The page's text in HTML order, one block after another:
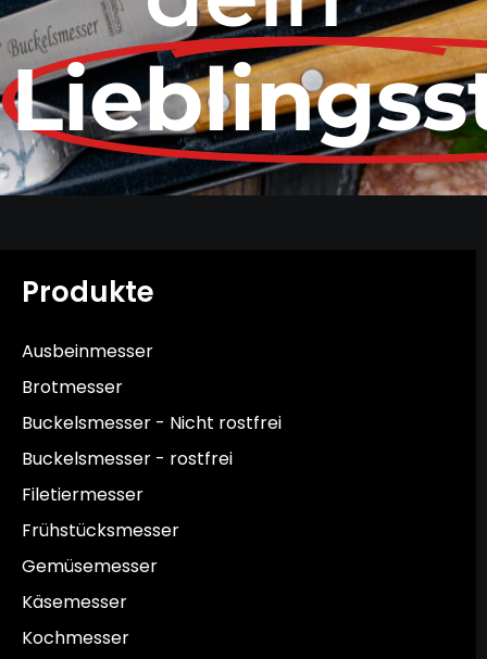
Produkte
Ausbeinmesser
Brotmesser
Buckelsmesser - Nicht rostfrei
Buckelsmesser - rostfrei
Filetiermesser
Frühstücksmesser
Gemüsemesser
Käsemesser
Kochmesser